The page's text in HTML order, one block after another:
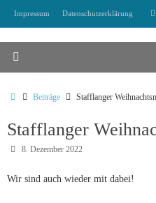
Impressum Datenschutzerklärung
StartBeiträge Stafflanger
Stafflanger
8. Dezember 2022
Wir sind auch wieder mit dabei!